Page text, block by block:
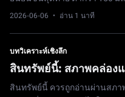
2026-06-06 · อ่าน 1 นาที
บทวิเคราะห์เชิงลึก
สินทรัพย์นี้: สภาพคล่อง
สินทรัพย์นี้ ควรถูกอ่านผ่านสภา